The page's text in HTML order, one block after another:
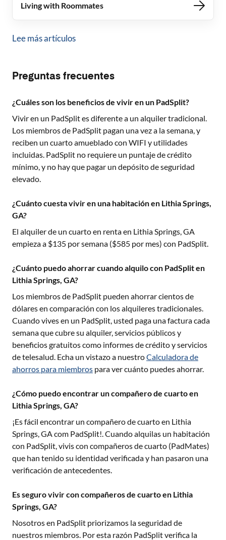
Living with Roommates
Lee más artículos
Preguntas frecuentes
¿Cuáles son los beneficios de vivir en un PadSplit?
Vivir en un PadSplit es diferente a un alquiler tradicional.
Los miembros de PadSplit pagan una vez a la semana, y
reciben un cuarto amueblado con WIFI y utilidades
incluidas. PadSplit no requiere un puntaje de crédito
mínimo, y no hay que pagar un depósito de seguridad
elevado.
¿Cuánto cuesta vivir en una habitación en Lithia Springs,
GA?
El alquiler de un cuarto en renta en Lithia Springs, GA
empieza a $135 por semana ($585 por mes) con PadSplit.
¿Cuánto puedo ahorrar cuando alquilo con PadSplit en
Lithia Springs, GA?
Los miembros de PadSplit pueden ahorrar cientos de
dólares en comparación con los alquileres tradicionales.
Cuando vives en un PadSplit, usted paga una factura cada
semana que cubre su alquiler, servicios públicos y
beneficios gratuitos como informes de crédito y servicios
de telesalud. Echa un vistazo a nuestroCalculadora de
ahorros para miembros para ver cuánto puedes ahorrar.
¿Cómo puedo encontrar un compañero de cuarto en
Lithia Springs, GA?
¡Es fácil encontrar un compañero de cuarto en Lithia
Springs, GAcom PadSplit!. Cuando alquilas un habitación
con PadSplit, vivis con compañeros de cuarto (PadMates)
que han tenido su identidad verificada y han pasaron una
verificación de antecedentes.
Es seguro vivir con compañeros de cuarto en Lithia
Springs, GA?
Nosotros en PadSplit priorizamos la seguridad de
nuestros miembros. Por esta razón PadSplit verifica la